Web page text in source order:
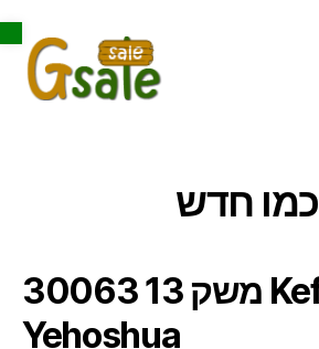
Open toolbar
כמו חדש
משק 13 30063 Kefar
Yehoshua